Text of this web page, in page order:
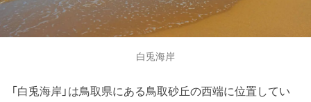
白兎海岸
「白兎海岸」は鳥取県にある鳥取砂丘の西端に位置してい